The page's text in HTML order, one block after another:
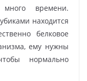
много времени.
находится
белковое
ему нужны
нормально